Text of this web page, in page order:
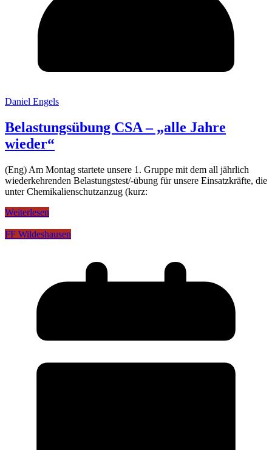
Daniel Engels
Belastungsübung CSA – „alle Jahre
wieder“
(Eng) Am Montag startete unsere 1. Gruppe mit dem all jährlich
wiederkehrenden Belastungstest/-übung für unsere Einsatzkräfte, die
unter Chemikalienschutzanzug (kurz:
Weiterlesen
FF Wildeshausen